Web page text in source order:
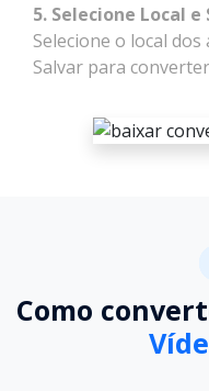
5. Selecione Local e
Selecione o local
Salvar para
Como